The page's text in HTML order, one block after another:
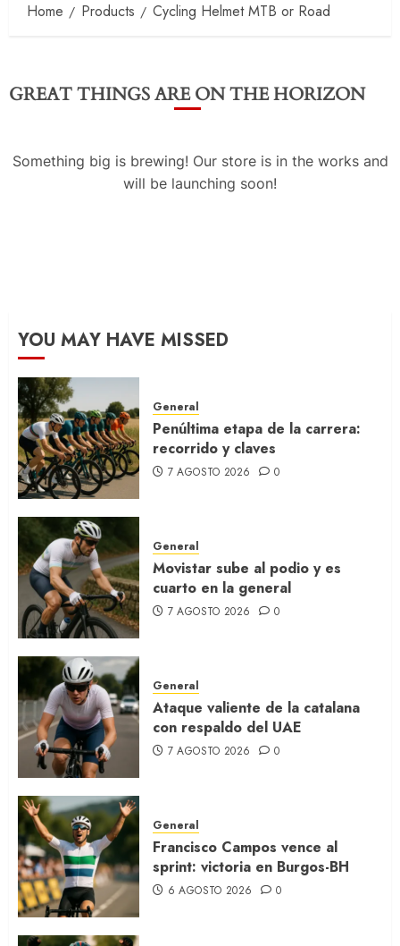
Home Products Cycling Helmet MTB or Road
GREAT THINGS ARE ON THE HORIZON
Something big is brewing! Our store is in the works and
will be launching soon!
YOU MAY HAVE MISSED
General
Penúltima etapa de la carrera:
recorrido y claves
7 AGOSTO 2026 0
General
Movistar sube al podio y es
cuarto en la general
7 AGOSTO 2026 0
General
Ataque valiente de la catalana
con respaldo del UAE
7 AGOSTO 2026 0
General
Francisco Campos vence al
sprint: victoria en Burgos-BH
6 AGOSTO 2026 0